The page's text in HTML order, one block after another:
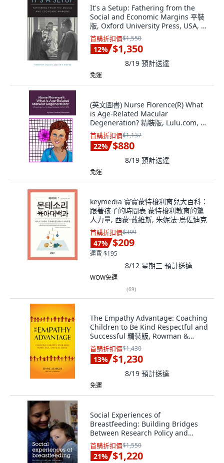
It's a Setup: Fathering from the
Social and Economic Margins 平裝
版, Oxford University Press, USA, 英
文
首購折扣價$1,550
12% $1,350
8/19 預計送達
免運
(英文圖書) Nurse Florence(R) What
is Age-Related Macular
Degeneration? 精裝版, Lulu.com, 英
文
首購折扣價$1,137
22% $880
8/19 預計送達
免運
keymedia 寶寶蒙特梭利育兒大百科：
跟著孩子的時間表 蒙特梭利教育的驚
人力量, 西蒙·戴維斯, 朱妮法·烏佐迪克
首購折扣價$399
47% $209
運費 $195
8/12 星期三 預計送達
WOW免運
(69)
The Empathy Advantage: Coaching
Children to Be Kind Respectful and
Successful 精裝版, Rowman &
Littlefield Publishers, 英文
首購折扣價$1,430
13% $1,230
8/19 預計送達
免運
Social Experiences of
Breastfeeding: Building Bridges
Between Research Policy and
Practice 平裝版, Policy Press, 英文
首購折扣價$1,550
21% $1,220